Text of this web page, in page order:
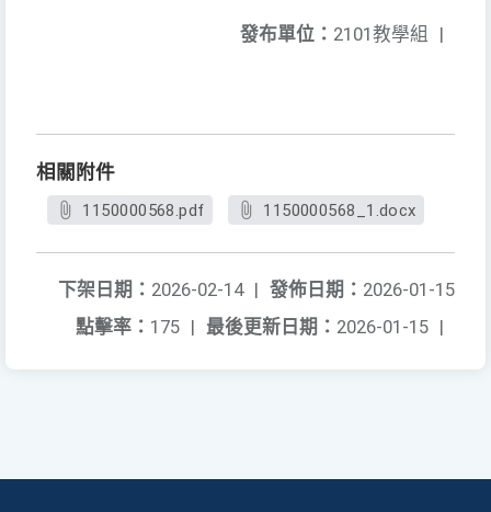
發布單位： 2101教學組 |
相關附件
1150000568.pdf 1150000568_1.docx
發佈日期： 2026-01-15
下架日期： 2026-02-14 |
最後更新日期： 2026-01-15 |
點擊率： 175 |